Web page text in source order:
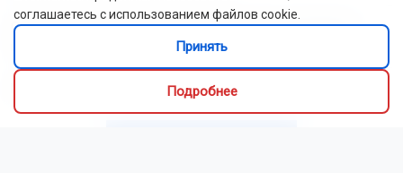
Остановку «Радуга Сибири» для городских электричек
начали возводить в Новосибирске
Мэр Новосибирска поздравил жителей с Днём строителя
соглашаетесь с использованием файлов cookie.
Принять
Подробнее